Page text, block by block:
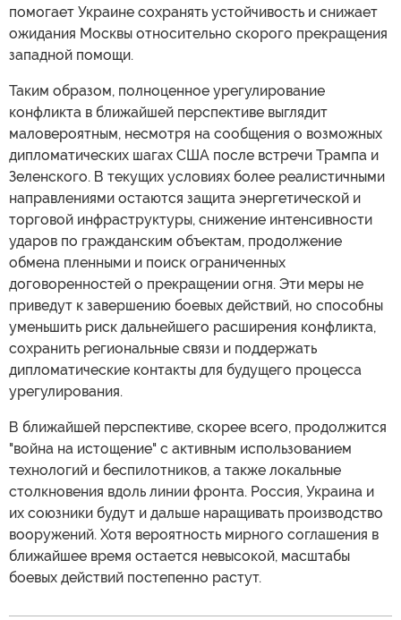
помогает Украине сохранять устойчивость и снижает
ожидания Москвы относительно скорого прекращения
западной помощи.
Таким образом, полноценное урегулирование
конфликта в ближайшей перспективе выглядит
маловероятным, несмотря на сообщения о возможных
дипломатических шагах США после встречи Трампа и
Зеленского. В текущих условиях более реалистичными
направлениями остаются защита энергетической и
торговой инфраструктуры, снижение интенсивности
ударов по гражданским объектам, продолжение
обмена пленными и поиск ограниченных
договоренностей о прекращении огня. Эти меры не
приведут к завершению боевых действий, но способны
уменьшить риск дальнейшего расширения конфликта,
сохранить региональные связи и поддержать
дипломатические контакты для будущего процесса
урегулирования.
В ближайшей перспективе, скорее всего, продолжится
"война на истощение" с активным использованием
технологий и беспилотников, а также локальные
столкновения вдоль линии фронта. Россия, Украина и
их союзники будут и дальше наращивать производство
вооружений. Хотя вероятность мирного соглашения в
ближайшее время остается невысокой, масштабы
боевых действий постепенно растут.